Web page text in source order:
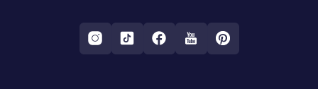
Aplicativo RV Fly me to the stars
Constelações